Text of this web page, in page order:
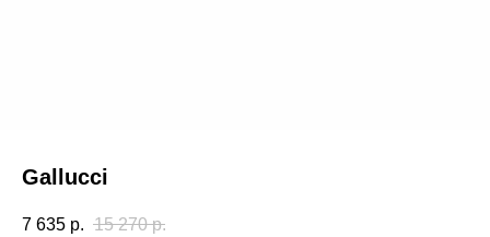
Gallucci
7 635 р. 15 270 р.